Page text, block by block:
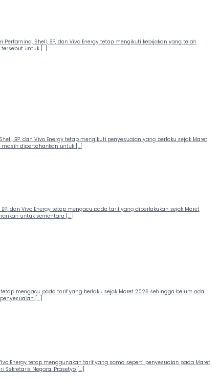
Shell, BP, dan Vivo Energy tetap mengikuti kebijakan yang telah
untuk […]
BP, dan Vivo Energy tetap mengikuti penyesuaian yang berlaku sejak Maret
dipertahankan untuk […]
dan Vivo Energy tetap mengacu pada tarif yang diberlakukan sejak Maret
untuk sementara […]
tetap mengacu pada tarif yang berlaku sejak Maret 2026 sehingga belum ada
[…]
Energy tetap menggunakan tarif yang sama seperti penyesuaian pada Maret
Negara, Prasetyo […]